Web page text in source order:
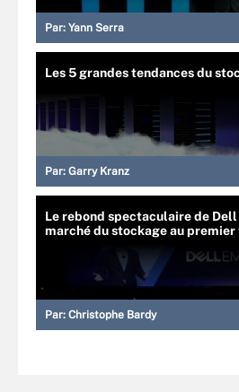
Par: Yann Serra
Les 5 grandes tendances du
Par: Garry Kranz
Le rebond spectaculaire de Dell
marché du stockage au
Par: Christophe Bardy